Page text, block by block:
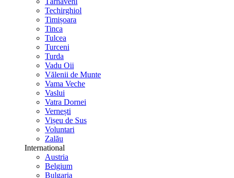
Techirghiol
Timișoara
Tinca
Tulcea
Turceni
Turda
Vadu Oii
Vălenii de Munte
Vama Veche
Vaslui
Vatra Dornei
Vernești
Vișeu de Sus
Voluntari
Zalău
International
Austria
Belgium
Bulgaria